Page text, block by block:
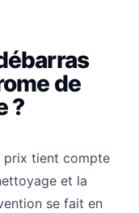
de
?
prix tient compte
et la
se fait en